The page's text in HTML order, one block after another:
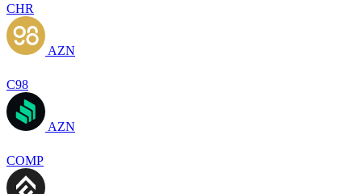
CHR
AZN
C98
AZN
COMP